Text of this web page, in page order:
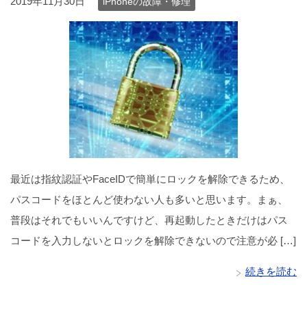
最近は指紋認証やFaceIDで簡単にロックを解除できるため、
パスコードをほとんど使わない人も多いと思います。まぁ、
普段はそれでもいいんですけど、再起動したときだけはパス
コードを入力しないとロックを解除できないので注意が必 […]
続きを読む